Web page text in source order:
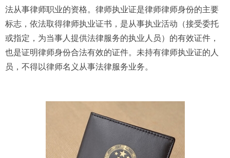
法从事律师职业的资格。律师执业证是律师律师身份的主要
标志，依法取得律师执业证书，是从事执业活动（接受委托
或指定，为当事人提供法律服务的执业人员）的有效证件，
也是证明律师身份合法有效的证件。未持有律师执业证的人
员，不得以律师名义从事法律服务业务。